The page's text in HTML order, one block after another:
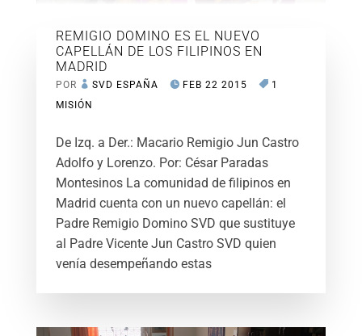
REMIGIO DOMINO ES EL NUEVO
CAPELLÁN DE LOS FILIPINOS EN
MADRID
POR SVD ESPAÑA FEB 22 2015
1
MISIÓN
De Izq. a Der.: Macario Remigio Jun Castro
Adolfo y Lorenzo. Por: César Paradas
Montesinos La comunidad de filipinos en
Madrid cuenta con un nuevo capellán: el
Padre Remigio Domino SVD que sustituye
al Padre Vicente Jun Castro SVD quien
venía desempeñando estas